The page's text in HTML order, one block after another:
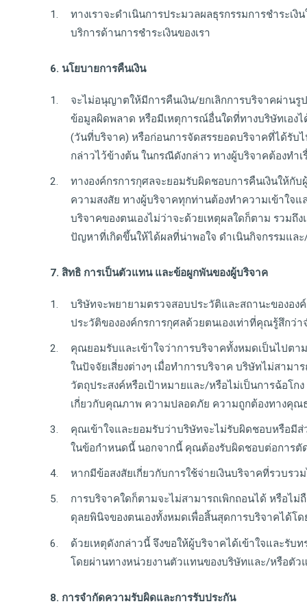
ทางเราจะดำเนินการประมวลผลธุรกรรมการชำระ
บริการด้านการชำระเงินของเรา
6. นโยบายการคืนเงิน
จะไม่อนุญาตให้มีการคืนเงิน/ยกเลิกการบริจาคผ่าน
ข้อมูลผิดพลาด หรือมีเหตุการณ์อื่นใดที่ทางบริษัทเอง
(วันที่บริจาค) หรือก่อนการจัดสรรยอดบริจาคที่ได้รับ
กล่าวไว้ข้างต้น ในกรณีดังกล่าว ทางผู้บริจาคต้องทำ
ทางองค์กรการกุศลจะยอมรับผิดชอบการคืนเงินให้กั
ความสงสัย ทางผู้บริจาคทุกท่านต้องทำความเข้าใจ
บริจาคของตนเองไม่ว่าจะด้วยเหตุผลใดก็ตาม รวมถึ
ปัญหาที่เกิดขึ้นให้ได้ผลที่น่าพอใจ ดำเนินกิจกรรมแล
7. สิทธิ การเป็นตัวแทน และข้อผูกพันของผู้บริจาค
บริษัทจะพยายามตรวจสอบประวัติและสถานะของอ
ประวัติขององค์กรการกุศลด้วยตนเองเท่าที่คุณรู้สึกว่
คุณยอมรับและเข้าใจว่าการบริจาคทั้งหมดเป็นไปต
ในปัจจัยเสี่ยงต่างๆ เมื่อทำการบริจาค บริษัทไม่สา
วัตถุประสงค์หรือเป้าหมายและ/หรือไม่เป็นการฉ้อโ
เกี่ยวกับคุณภาพ ความปลอดภัย ความถูกต้องทางคุ
คุณเข้าใจและยอมรับว่าบริษัทจะไม่รับผิดชอบหรือมี
ในข้อกำหนดนี้ นอกจากนี้ คุณต้องรับผิดชอบต่อการตัด
หากมีข้อสงสัยเกี่ยวกับการใช้จ่ายเงินบริจาคที่รวบร
การบริจาคใดก็ตามจะไม่สามารถเพิกถอนได้ หรือไ
ดุลยพินิจของตนเองทั้งหมดเพื่อสิ้นสุดการบริจาคได้โ
ด้วยเหตุดังกล่าวนี้ จึงขอให้ผู้บริจาคได้เข้าใจและรั
โดยผ่านทางหน่วยงานตัวแทนของบริษัทและ/หรือตั
8. การจำกัดความรับผิดและการรับประกัน